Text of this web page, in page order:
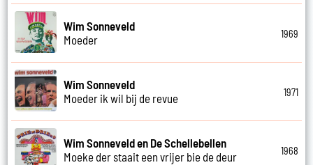
Wim Sonneveld
Moeder
1969
Wim Sonneveld
Moeder ik wil bij de revue
1971
Wim Sonneveld en De Schellebellen
Moeke der staait een vrijer bie de deur
1968